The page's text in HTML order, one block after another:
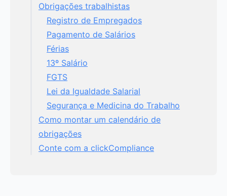
Obrigações trabalhistas
Registro de Empregados
Pagamento de Salários
Férias
13º Salário
FGTS
Lei da Igualdade Salarial
Segurança e Medicina do Trabalho
Como montar um calendário de
obrigações
Conte com a clickCompliance